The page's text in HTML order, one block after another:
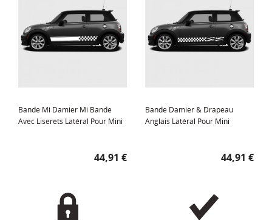
Bande Mi Damier Mi Bande
Avec Liserets Latéral Pour Mini
Prix
44,91 €
Bande Damier & Drapeau
Anglais Latéral Pour Mini
Prix
44,91 €